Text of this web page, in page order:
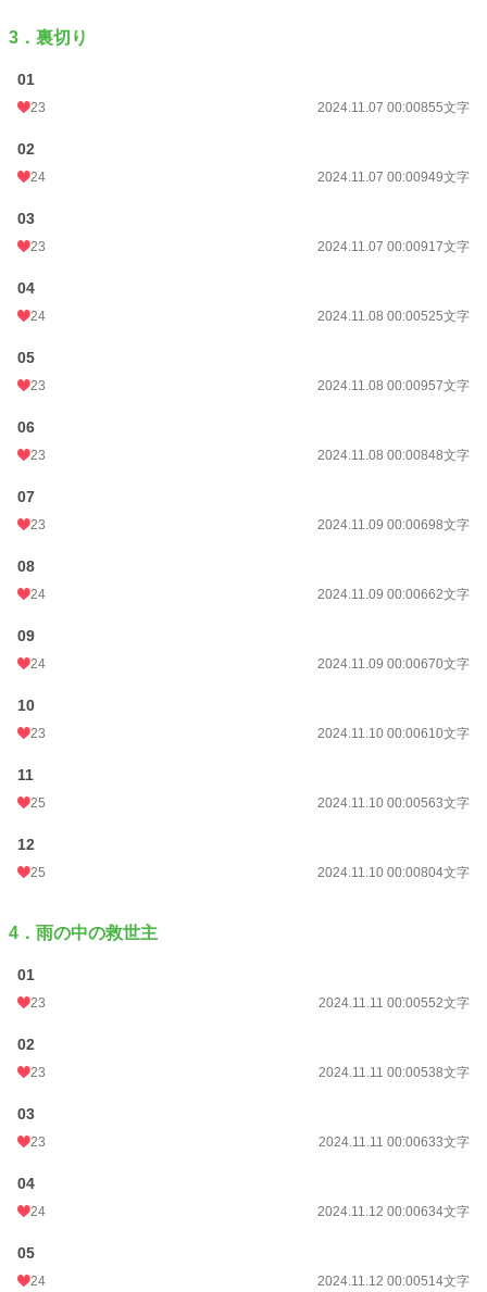
3．裏切り
01
23 2024.11.07 00:00855文字
02
24 2024.11.07 00:00949文字
03
23 2024.11.07 00:00917文字
04
24 2024.11.08 00:00525文字
05
23 2024.11.08 00:00957文字
06
23 2024.11.08 00:00848文字
07
23 2024.11.09 00:00698文字
08
24 2024.11.09 00:00662文字
09
24 2024.11.09 00:00670文字
10
23 2024.11.10 00:00610文字
11
25 2024.11.10 00:00563文字
12
25 2024.11.10 00:00804文字
4．雨の中の救世主
01
23 2024.11.11 00:00552文字
02
23 2024.11.11 00:00538文字
03
23 2024.11.11 00:00633文字
04
24 2024.11.12 00:00634文字
05
24 2024.11.12 00:00514文字